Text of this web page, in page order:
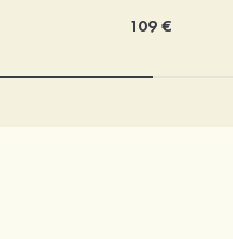
109 €